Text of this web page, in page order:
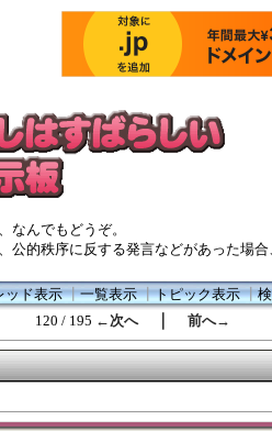
なんでもどうぞ。
公的秩序に反する発言などがあった場
ッド表示┃一覧表示┃トピック表示┃
120 / 195 ←次へ｜ 前へ→